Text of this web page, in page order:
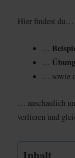
Hier findest du…
…
…
… sowie
… anschaulich
verlieren und